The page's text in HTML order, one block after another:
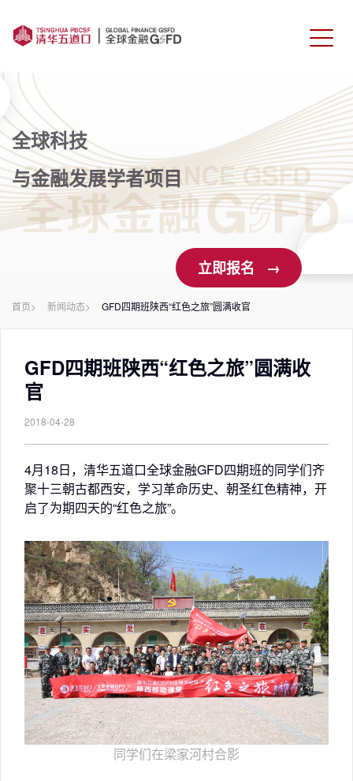
师资力量
学生校友
报名申请
联系我们
全球科技
与金融发展学者项目
立即报名 →
首页> 新闻动态> GFD四期班陕西“红色之旅”圆满收官
GFD四期班陕西“红色之旅”圆满收
官
2018-04-28
4月18日，清华五道口全球金融GFD四期班的同学们齐
聚十三朝古都西安，学习革命历史、朝圣红色精神，开
启了为期四天的“红色之旅”。
同学们在梁家河村合影